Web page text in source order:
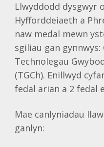
Llwyddodd dysgwyr
Hyfforddeiaeth a
naw medal mewn
sgiliau gan
Technolegau
(TGCh). Enillwyd
fedal arian a 2 fedal
Mae canlyniadau
ganlyn: